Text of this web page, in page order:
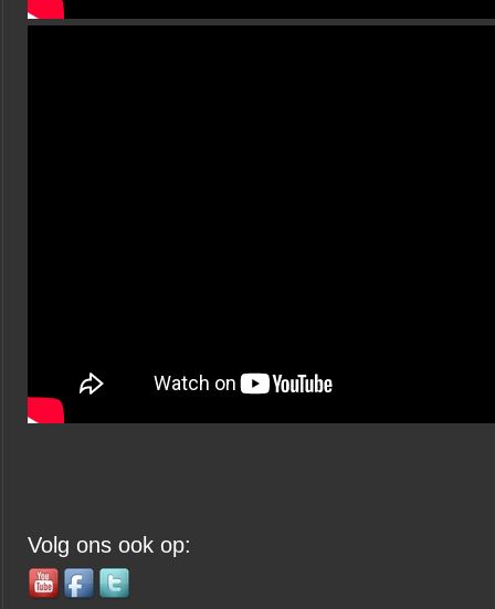
Volg ons ook op: